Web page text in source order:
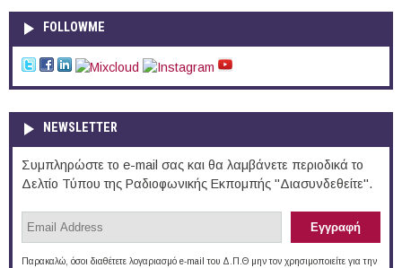
FOLLOWME
NEWSLETTER
Συμπληρώστε το e-mail σας και θα λαμβάνετε περιοδικά το
Δελτίο Τύπου της Ραδιοφωνικής Εκπομπής "Διασυνδεθείτε".
Παρακαλώ, όσοι διαθέτετε λογαριασμό e-mail του Δ.Π.Θ μην τον χρησιμοποιείτε για την